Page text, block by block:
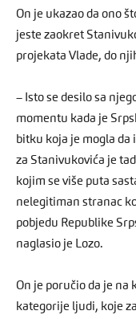
On je ukazao da ono
jeste zaokret
projekata Vlade, do
– Isto se desilo sa
momentu kada je
bitku koja je mogla da
za Stanivukovića je
kojim se više puta
nelegitiman stranac
pobjedu Republike
naglasio je Lozo.
On je poručio da je na
kategorije ljudi, koje